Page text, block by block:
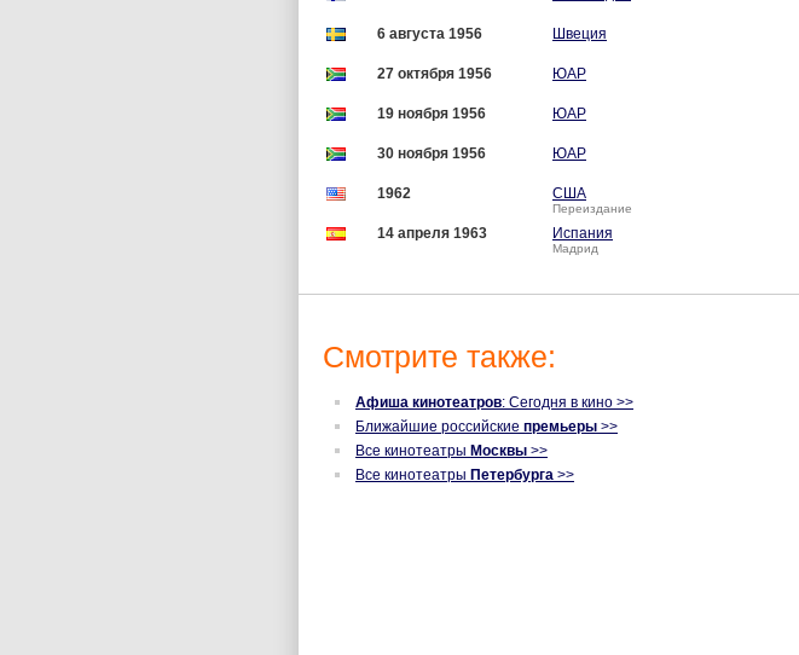
6 августа 1956 Швеция
27 октября 1956 ЮАР
19 ноября 1956 ЮАР
30 ноября 1956 ЮАР
1962 США
Переиздание
14 апреля 1963 Испания
Мадрид
Смотрите также:
Афиша кинотеатров: Сегодня в кино >>
Ближайшие российские премьеры >>
Все кинотеатры Москвы >>
Все кинотеатры Петербурга >>